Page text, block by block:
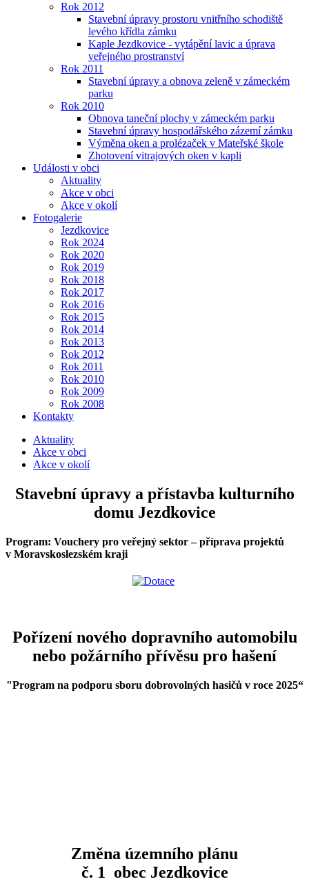
Rok 2012
Stavební úpravy prostoru vnitřního schodiště
levého křídla zámku
Kaple Jezdkovice - vytápění lavic a úprava
veřejného prostranství
Rok 2011
Stavební úpravy a obnova zeleně v zámeckém
parku
Rok 2010
Obnova taneční plochy v zámeckém parku
Stavební úpravy hospodářského zázemí zámku
Výměna oken a prolézaček v Mateřské škole
Zhotovení vitrajových oken v kapli
Události v obci
Aktuality
Akce v obci
Akce v okolí
Fotogalerie
Jezdkovice
Rok 2024
Rok 2020
Rok 2019
Rok 2018
Rok 2017
Rok 2016
Rok 2015
Rok 2014
Rok 2013
Rok 2012
Rok 2011
Rok 2010
Rok 2009
Rok 2008
Kontakty
Aktuality
Akce v obci
Akce v okolí
Stavební úpravy a přístavba kulturního
domu Jezdkovice
Program: Vouchery pro veřejný sektor – příprava projektů
v Moravskoslezském kraji
Pořízení nového dopravního automobilu
nebo požárního přívěsu pro hašení
"Program na podporu sboru dobrovolných hasičů v roce 2025“
Změna územního plánu
č. 1 obec Jezdkovice